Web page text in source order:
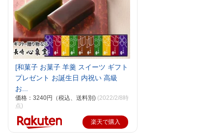
[和菓子 お菓子 羊羹 スイーツ ギフト
プレゼント お誕生日 内祝い 高級
お...
価格：3240円（税込、送料別) (2022/2/8時
点)
楽天で購入